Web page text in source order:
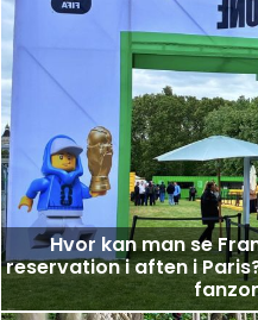
Hvor kan man se
reservation i aften i